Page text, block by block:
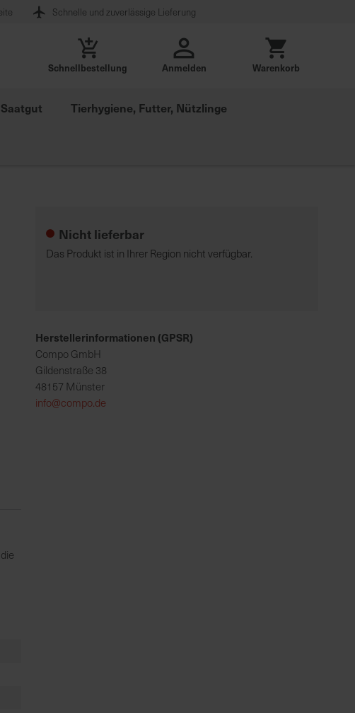
Schnelle und zuverlässige Lieferung
Schnellbestellung Anmelden Warenkorb
Saatgut Tierhygiene, Futter, Nützlinge
Nicht lieferbar
Das Produkt ist in Ihrer Region nicht verfügbar.
Herstellerinformationen (GPSR)
Compo GmbH
Gildenstraße 38
48157 Münster
info@compo.de